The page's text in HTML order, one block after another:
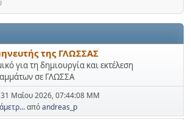
της ΓΛΩΣΣΑΣ
για τη δημιουργία και εκτέλεση
σε ΓΛΩΣΣΑ
31 Μαΐου 2026, 07:44:08 ΜΜ
απόandreas_p